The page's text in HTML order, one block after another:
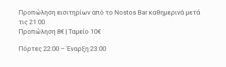
Προπώληση εισιτηρίων από το Nostos Bar καθημερινά μετά
τις 21.00
Προπώληση 8€ | Ταμείο 10€
Πόρτες 22:00 – Έναρξη 23:00